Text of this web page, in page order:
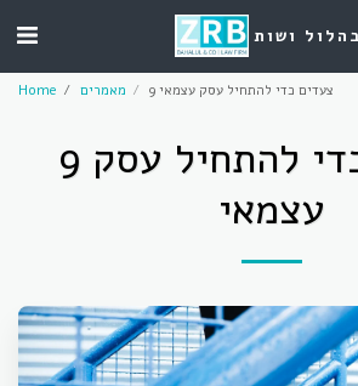
Home מאמרים 9 צעדים כדי להתחיל עסק עצמאי
9 צעדים כדי להתחיל עסק
עצמאי